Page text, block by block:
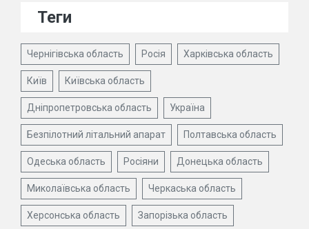
Теги
Чернігівська область Росія Харківська область
Київ Київська область
Дніпропетровська область Україна
Безпілотний літальний апарат Полтавська область
Одеська область Росіяни Донецька область
Миколаївська область Черкаська область
Херсонська область Запорізька область